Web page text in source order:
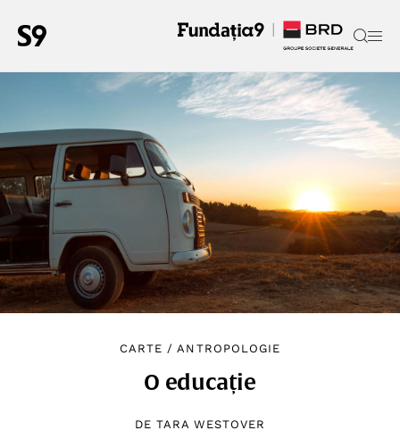
CARTE /ANTROPOLOGIE
O educație
DE TARA WESTOVER